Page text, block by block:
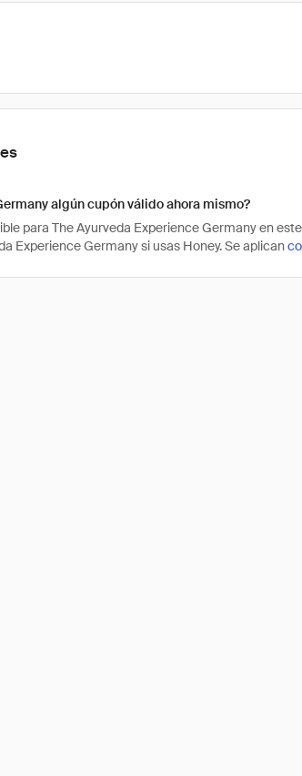
algún cupón válido ahora mismo?
para The Ayurveda Experience Germany en
Experience Germany si usas Honey. Se aplican